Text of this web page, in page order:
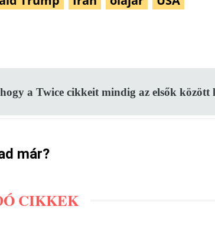
a Twice cikkeit mindig az elsők között
már?
CIKKEK